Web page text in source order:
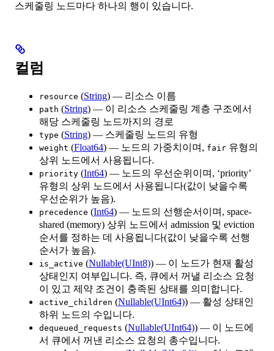
스케줄링 노드마다 하나의 행이 있습니다.
컬럼
resource (String) — 리소스 이름
path (String) — 이 리소스 스케줄링 계층 구조에서
해당 스케줄링 노드까지의 경로
type (String) — 스케줄링 노드의 유형
weight (Float64) — 노드의 가중치이며, fair 유형의
상위 노드에서 사용됩니다.
priority (Int64) — 노드의 우선순위이며, ‘priority’
유형의 상위 노드에서 사용됩니다(값이 낮을수록
우선순위가 높음).
precedence (Int64) — 노드의 선행순서이며, space-
shared (memory) 상위 노드에서 admission 및 eviction
순서를 정하는 데 사용됩니다(값이 낮을수록 선행
순서가 높음).
is_active (Nullable(UInt8)) — 이 노드가 현재 활성
상태인지 여부입니다. 즉, 큐에서 꺼낼 리소스 요청
이 있고 제약 조건이 충족된 상태를 의미합니다.
active_children (Nullable(UInt64)) — 활성 상태인
하위 노드의 수입니다.
dequeued_requests (Nullable(UInt64)) — 이 노드에
서 큐에서 꺼낸 리소스 요청의 총수입니다.